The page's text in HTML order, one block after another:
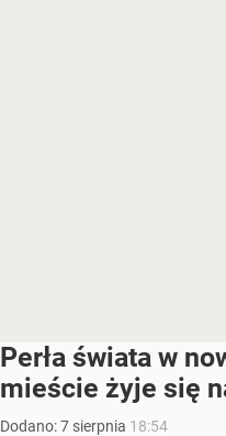
Perła świata w
mieście żyje się
Dodano:7 sierpnia 18:54